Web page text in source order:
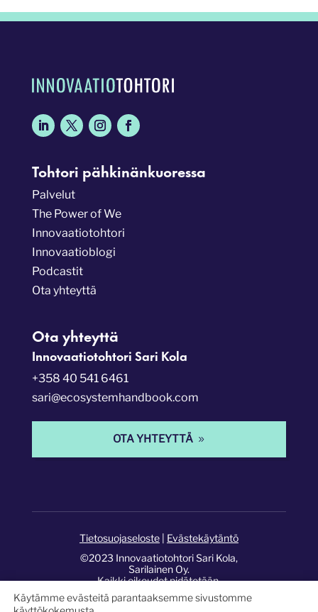
Tohtori pähkinänkuoressa
Palvelut
The Power of We
Innovaatiotohtori
Innovaatioblogi
Podcastit
Ota yhteyttä
Ota yhteyttä
Innovaatiotohtori Sari Kola
+358 40 541 6461
sari@ecosystemhandbook.com
OTA YHTEYTTÄ
©2023 Innovaatiotohtori Sari Kola,
Sarilainen Oy.
Kaikki oikeudet pidätetään.
Sivusto:Pixelwork Studios.
Tietosuojaseloste| Evästekäytäntö
Käytämme evästeitä parantaaksemme sivustomme